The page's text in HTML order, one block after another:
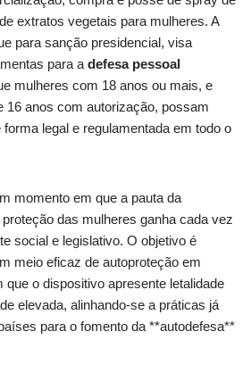
extratos vegetais para mulheres. A
para sanção presidencial, visa
para a defesa pessoal
mulheres com 18 anos ou mais, e
16 anos com autorização, possam
legal e regulamentada em todo o
momento em que a pauta da
das mulheres ganha cada vez
social e legislativo. O objetivo é
meio eficaz de autoproteção em
o dispositivo apresente letalidade
elevada, alinhando-se a práticas já
para o fomento da **autodefesa**